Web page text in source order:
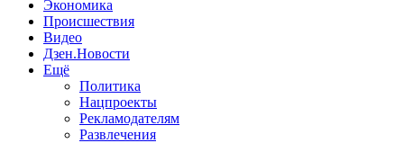
Экономика
Происшествия
Видео
Дзен.Новости
Ещё
Политика
Нацпроекты
Рекламодателям
Развлечения